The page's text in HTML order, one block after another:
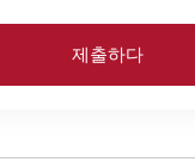
제출하다